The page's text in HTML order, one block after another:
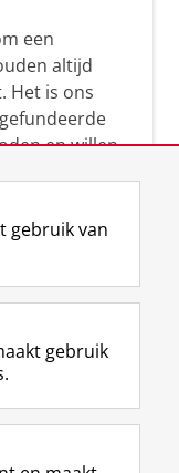
een
altijd
Het is ons
en willen
en
tillen wij
naar een
gebruik van
gebruik